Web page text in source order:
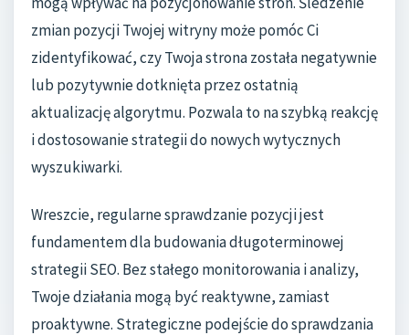
zmian pozycji Twojej witryny może pomóc Ci
zidentyfikować, czy Twoja strona została negatywnie
lub pozytywnie dotknięta przez ostatnią
aktualizację algorytmu. Pozwala to na szybką reakcję
i dostosowanie strategii do nowych wytycznych
wyszukiwarki.
Wreszcie, regularne sprawdzanie pozycji jest
fundamentem dla budowania długoterminowej
strategii SEO. Bez stałego monitorowania i analizy,
Twoje działania mogą być reaktywne, zamiast
proaktywne. Strategiczne podejście do sprawdzania